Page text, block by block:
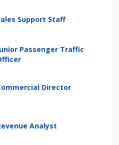
Support Staff
Passenger Traffic
Director
Analyst